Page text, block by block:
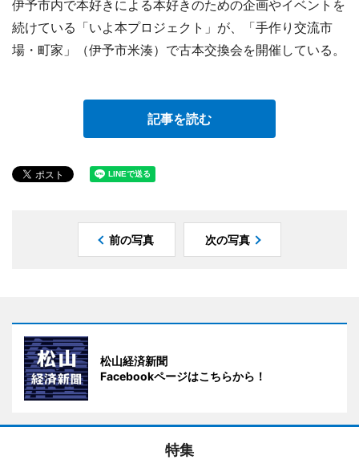
伊予市内で本好きによる本好きのための企画やイベントを
続けている「いよ本プロジェクト」が、「手作り交流市
場・町家」（伊予市米湊）で古本交換会を開催している。
記事を読む
前の写真 次の写真
松山経済新聞
Facebookページはこちらから！
特集